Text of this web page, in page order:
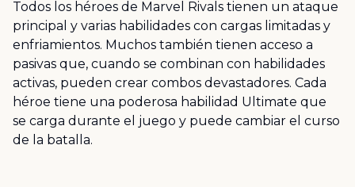
Todos los héroes de Marvel Rivals tienen un ataque
principal y varias habilidades con cargas limitadas y
enfriamientos. Muchos también tienen acceso a
pasivas que, cuando se combinan con habilidades
activas, pueden crear combos devastadores. Cada
héroe tiene una poderosa habilidad Ultimate que
se carga durante el juego y puede cambiar el curso
de la batalla.